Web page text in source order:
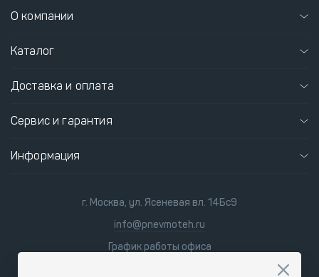
О компании
Каталог
Доставка и оплата
Сервис и гарантия
Информация
г. Москва, ул. Ясеневая вл. 14Бс9
info@pnevmoteh.ru
График работы офиса